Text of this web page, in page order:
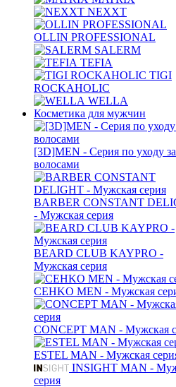
NEXXT
OLLIN PROFESSIONAL
SALERM
TEFIA
TIGI
ROCKAHOLIC
WELLA
Косметика для мужчин
[3D]MEN - Серия по уходу за
волосами
BARBER CONSTANT
- Мужская серия
BEARD CLUB KAYPRO -
Мужская серия
CEHKO MEN - Мужская
CONCEPT MAN - Мужская
ESTEL MAN - Мужская
INSIGHT MAN -
серия